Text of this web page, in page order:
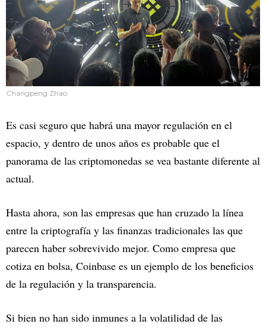
Changpeng Zhao
Es casi seguro que habrá una mayor regulación en el
espacio, y dentro de unos años es probable que el
panorama de las criptomonedas se vea bastante diferente al
actual.
Hasta ahora, son las empresas que han cruzado la línea
entre la criptografía y las finanzas tradicionales las que
parecen haber sobrevivido mejor. Como empresa que
cotiza en bolsa, Coinbase es un ejemplo de los beneficios
de la regulación y la transparencia.
Si bien no han sido inmunes a la volatilidad de las